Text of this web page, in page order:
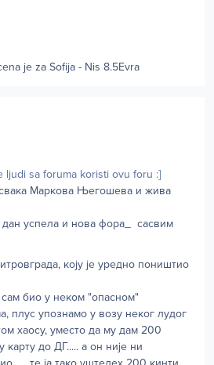
je za Sofija - Nis 8.5Evra
ljudi sa foruma koristi ovu foru :]
Маркова Његошева и жива
дан успела и нова фора_ сасвим
коју је уредно поништио
сам био у неком "опасном"
плус упознамо у возу неког лудог
хаосу, уместо да му дам 200
карту до ДГ..... а он није ни